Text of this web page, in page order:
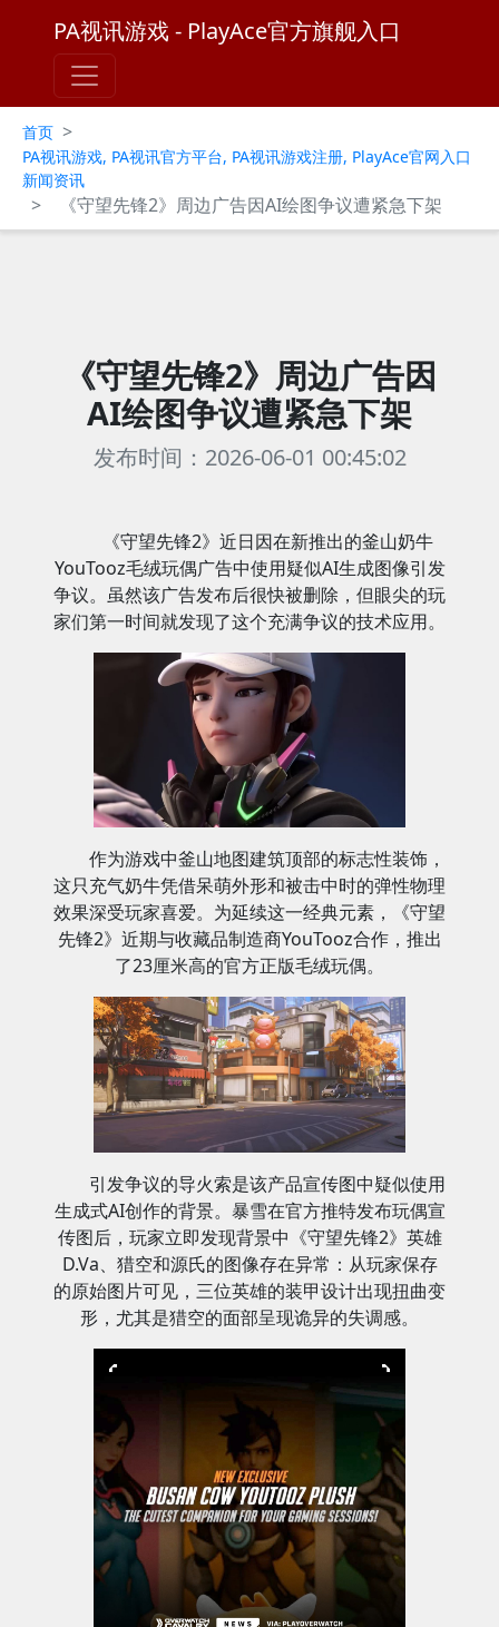
PA视讯游戏 - PlayAce官方旗舰入口
首页 >
PA视讯游戏, PA视讯官方平台, PA视讯游戏注册, PlayAce官网入口
新闻资讯
> 《守望先锋2》周边广告因AI绘图争议遭紧急下架
《守望先锋2》周边广告因
AI绘图争议遭紧急下架
发布时间：2026-06-01 00:45:02
《守望先锋2》近日因在新推出的釜山奶牛
YouTooz毛绒玩偶广告中使用疑似AI生成图像引发
争议。虽然该广告发布后很快被删除，但眼尖的玩
家们第一时间就发现了这个充满争议的技术应用。
作为游戏中釜山地图建筑顶部的标志性装饰，
这只充气奶牛凭借呆萌外形和被击中时的弹性物理
效果深受玩家喜爱。为延续这一经典元素，《守望
先锋2》近期与收藏品制造商YouTooz合作，推出
了23厘米高的官方正版毛绒玩偶。
引发争议的导火索是该产品宣传图中疑似使用
生成式AI创作的背景。暴雪在官方推特发布玩偶宣
传图后，玩家立即发现背景中《守望先锋2》英雄
D.Va、猎空和源氏的图像存在异常：从玩家保存
的原始图片可见，三位英雄的装甲设计出现扭曲变
形，尤其是猎空的面部呈现诡异的失调感。